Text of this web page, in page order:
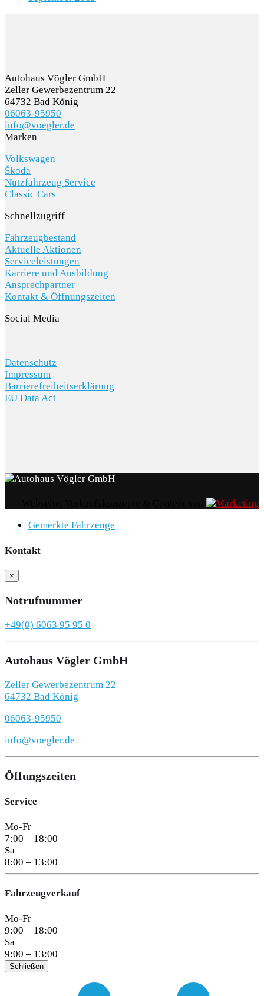
Autohaus Vögler GmbH
Zeller Gewerbezentrum 22
64732 Bad König
06063-95950
info@voegler.de
Marken
Volkswagen
Škoda
Nutzfahrzeug Service
Classic Cars
Schnellzugriff
Fahrzeugbestand
Aktuelle Aktionen
Serviceleistungen
Karriere und Ausbildung
Ansprechpartner
Kontakt & Öffnungszeiten
Social Media
Datenschutz
Impressum
Barrierefreiheitserklärung
EU Data Act
Gemerkte Fahrzeuge
Kontakt
×
Notrufnummer
+49(0) 6063 95 95 0
Autohaus Vögler GmbH
Zeller Gewerbezentrum 22
64732 Bad König
06063-95950
info@voegler.de
Öffungszeiten
Service
Mo-Fr
7:00 – 18:00
Sa
8:00 – 13:00
Fahrzeugverkauf
Mo-Fr
9:00 – 18:00
Sa
9:00 – 13:00
Schließen